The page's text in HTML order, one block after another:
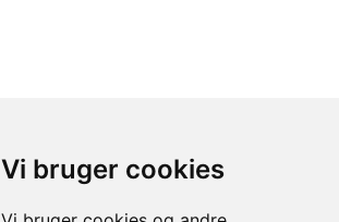
Vi bruger cookies